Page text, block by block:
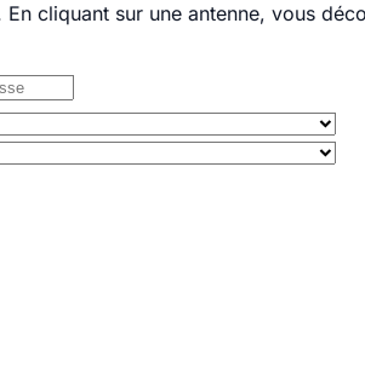
cliquant sur une antenne, vous